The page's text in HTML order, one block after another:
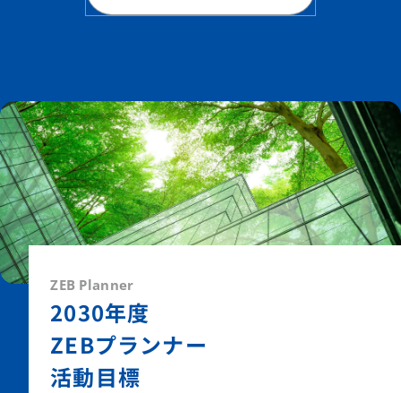
ZEB Planner
2030年度
ZEBプランナー
活動目標